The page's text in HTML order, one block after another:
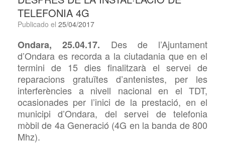
TELEFONIA 4G
Publicado el 25/04/2017
Ondara, 25.04.17. Des del’Ajuntament
d’Ondara es recorda a la ciutadania que en el
termini de 15 dies finalitzarà el servei de
reparacions gratuïtes d’antenistes, per les
interferències a nivell nacional en el TDT,
ocasionades per l’inici de la prestació, en el
municipi d’Ondara, del servei de telefonia
mòbil de 4a Generació (4G en la banda de 800
Mhz).